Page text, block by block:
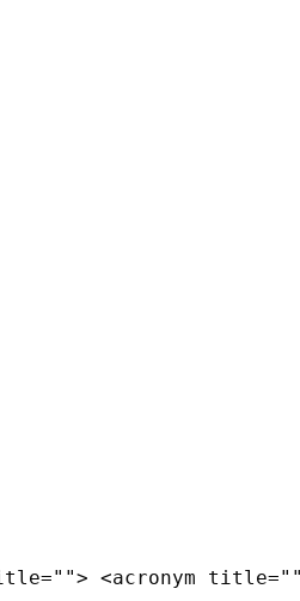
<acronym